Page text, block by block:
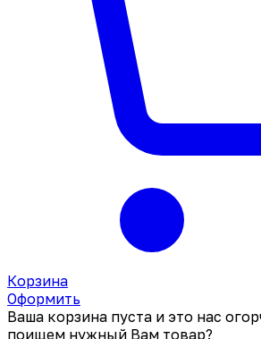
Корзина
Оформить
Ваша корзина пуста и это нас
поищем нужный Вам товар?